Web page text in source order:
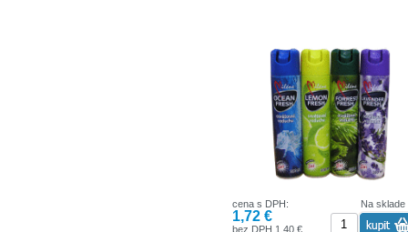
Na sklade
cena s DPH:
1,72 €
bez DPH 1,40 €